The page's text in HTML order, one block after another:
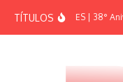
TÍTULOSEFEMÉRIDES | 38°